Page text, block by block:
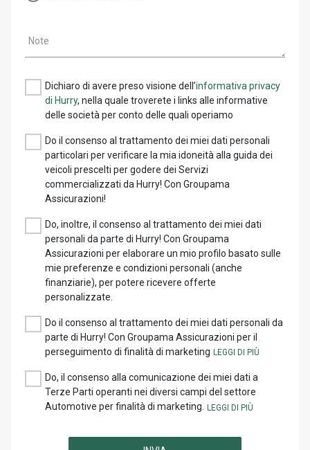
Note
Dichiaro di avere preso visione dell’informativa privacy
di Hurry, nella quale troverete i links alle informative
delle società per conto delle quali operiamo
Do il consenso al trattamento dei miei dati personali
particolari per verificare la mia idoneità alla guida dei
veicoli prescelti per godere dei Servizi
commercializzati da Hurry! Con Groupama
Assicurazioni!
Do, inoltre, il consenso al trattamento dei miei dati
personali da parte di Hurry! Con Groupama
Assicurazioni per elaborare un mio profilo basato sulle
mie preferenze e condizioni personali (anche
finanziarie), per potere ricevere offerte
personalizzate.
Do il consenso al trattamento dei miei dati personali da
parte di Hurry! Con Groupama Assicurazioni per il
perseguimento di finalità di marketing
Do, il consenso alla comunicazione dei miei dati a
Terze Parti operanti nei diversi campi del settore
Automotive per finalità di marketing.